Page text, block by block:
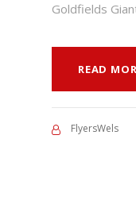
Goldfields
READ
FlyersWels